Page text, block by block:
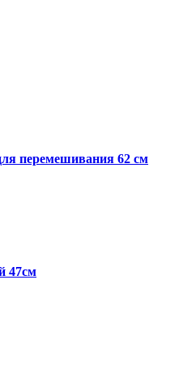
перемешивания 62 см
47см